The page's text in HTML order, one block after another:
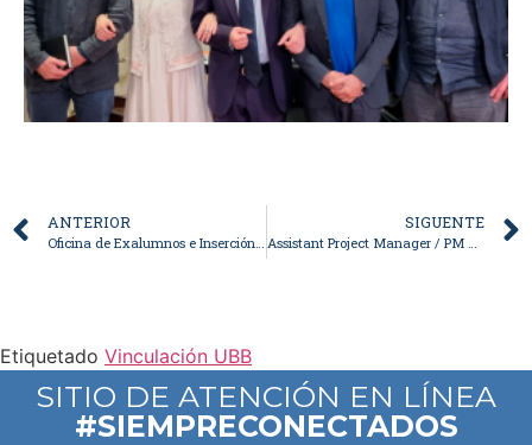
ANTERIOR SIGUENTE
Etiquetado Vinculación UBB
SITIO DE ATENCIÓN EN LÍNEA
#SIEMPRECONECTADOS